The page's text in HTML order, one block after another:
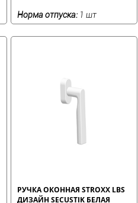
Норма отпуска:1 шт
РУЧКА ОКОННАЯ STROXX LBS
ДИЗАЙН SECUSTIK БЕЛАЯ